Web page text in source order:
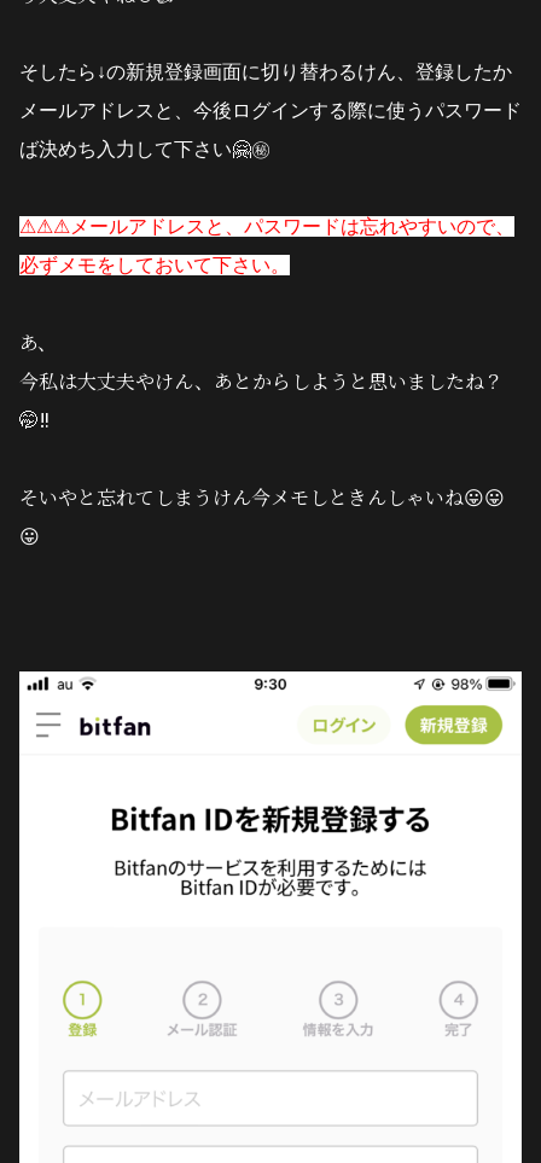
そしたら↓の新規登録画面に切り替わるけん、登録したか
メールアドレスと、今後ログインする際に使うパスワード
ば決めち入力して下さい🤗㊙️
⚠︎⚠︎⚠︎メールアドレスと、パスワードは忘れやすいので、
必ずメモをしておいて下さい。
あ、
今私は大丈夫やけん、あとからしようと思いましたね？
🤭‼️
そいやと忘れてしまうけん今メモしときんしゃいね😛😛
😛